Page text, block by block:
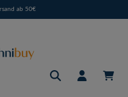
ab 50€